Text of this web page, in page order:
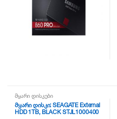
მყარი დისკები
მყარი დისკი: SEAGATE External
HDD 1TB, BLACK STJL1000400